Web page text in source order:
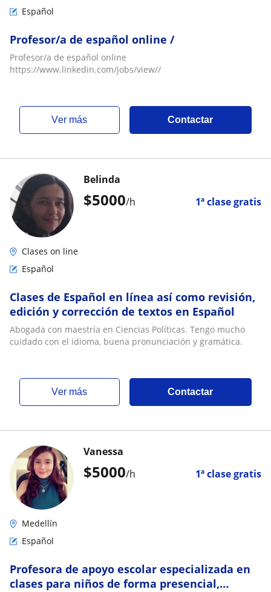
Español
Profesor/a de español online /
Profesor/a de español online
https://www.linkedin.com/jobs/view//
ver más Contactar
$5000/h 1ª clase gratis
Belinda
Clases on line
Español
Clases de Español en línea así como revisión,
edición y corrección de textos en Español
Abogada con maestría en Ciencias Políticas. Tengo mucho
cuidado con el idioma, buena pronunciación y gramática.
ver más Contactar
$5000/h 1ª clase gratis
Vanessa
Medellín
Español
Profesora de apoyo escolar especializada en
clases para niños de forma presencial,